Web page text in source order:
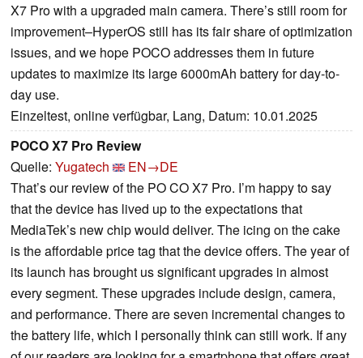
X7 Pro with a upgraded main camera. There’s still room for
improvement–HyperOS still has its fair share of optimization
issues, and we hope POCO addresses them in future
updates to maximize its large 6000mAh battery for day-to-
day use.
Einzeltest, online verfügbar, Lang, Datum: 10.01.2025
POCO X7 Pro Review
Quelle: Yugatech
EN→DE
That’s our review of the PO CO X7 Pro. I’m happy to say
that the device has lived up to the expectations that
MediaTek’s new chip would deliver. The icing on the cake
is the affordable price tag that the device offers. The year of
its launch has brought us significant upgrades in almost
every segment. These upgrades include design, camera,
and performance. There are seven incremental changes to
the battery life, which I personally think can still work. If any